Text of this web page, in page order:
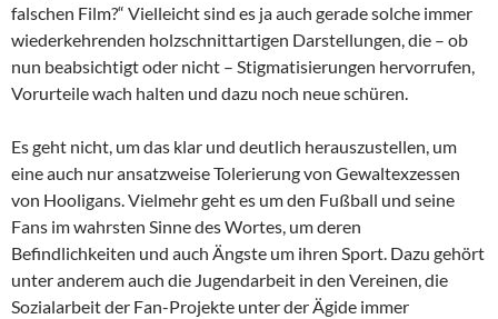
falschen Film?“ Vielleicht sind es ja auch gerade solche immer
wiederkehrenden holzschnittartigen Darstellungen, die – ob
nun beabsichtigt oder nicht – Stigmatisierungen hervorrufen,
Vorurteile wach halten und dazu noch neue schüren.
Es geht nicht, um das klar und deutlich herauszustellen, um
eine auch nur ansatzweise Tolerierung von Gewaltexzessen
von Hooligans. Vielmehr geht es um den Fußball und seine
Fans im wahrsten Sinne des Wortes, um deren
Befindlichkeiten und auch Ängste um ihren Sport. Dazu gehört
unter anderem auch die Jugendarbeit in den Vereinen, die
Sozialarbeit der Fan-Projekte unter der Ägide immer